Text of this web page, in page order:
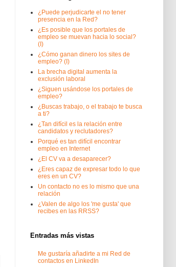
¿Puede perjudicarte el no tener
presencia en la Red?
¿Es posible que los portales de
empleo se muevan hacia lo social?
(I)
¿Cómo ganan dinero los sites de
empleo? (I)
La brecha digital aumenta la
exclusión laboral
¿Siguen usándose los portales de
empleo?
¿Buscas trabajo, o el trabajo te busca
a ti?
¿Tan difícil es la relación entre
candidatos y reclutadores?
Porqué es tan difícil encontrar
empleo en Internet
¿El CV va a desaparecer?
¿Eres capaz de expresar todo lo que
eres en un CV?
Un contacto no es lo mismo que una
relación
¿Valen de algo los 'me gusta' que
recibes en las RRSS?
Entradas más vistas
Me gustaría añadirte a mi Red de
contactos en LinkedIn